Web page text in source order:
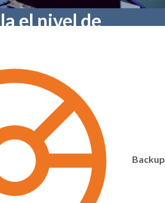
el nivel de
de seguridad de tu empresa? ¿Está
ante riesgos de
Conoce tus riesgos.
Backup